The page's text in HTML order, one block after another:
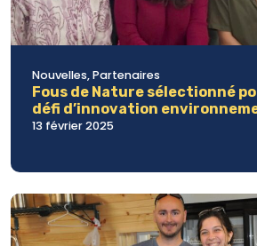
Nouvelles, Partenaires
Fous de Nature sélectionné
défi d’innovation
13 février 2025